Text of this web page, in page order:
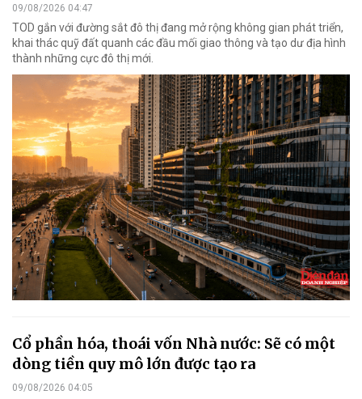
09/08/2026 04:47
TOD gắn với đường sắt đô thị đang mở rộng không gian phát triển,
khai thác quỹ đất quanh các đầu mối giao thông và tạo dư địa hình
thành những cực đô thị mới.
Cổ phần hóa, thoái vốn Nhà nước: Sẽ có một
dòng tiền quy mô lớn được tạo ra
09/08/2026 04:05